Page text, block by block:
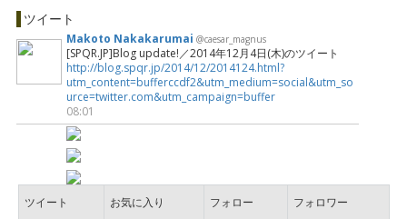
ツイート
Makoto Nakakarumai @caesar_magnus
[SPQR.JP]Blog update!／2014年12月4日(木)のツイート
http://blog.spqr.jp/2014/12/2014124.html?
utm_content=bufferccdf2&utm_medium=social&utm_so
urce=twitter.com&utm_campaign=buffer
08:01
ツイート お気に入り フォロー フォロワー